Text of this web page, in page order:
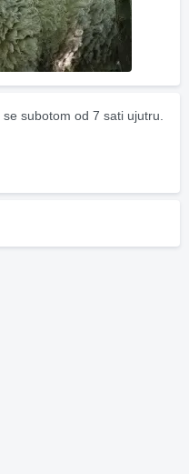
subotom od 7 sati ujutru.